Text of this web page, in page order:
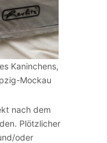
Kaninchens,
Mockau
nach dem
Plötzlicher
oder